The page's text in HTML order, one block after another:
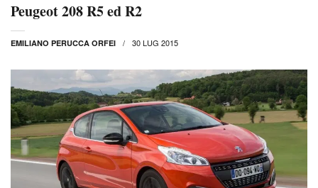
Peugeot 208 R5 ed R2
EMILIANO PERUCCA ORFEI 30 LUG 2015